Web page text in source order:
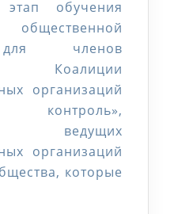
общественной
экспертизы»
обучения
для членов
Коалиции
организаций
контроль»,
ведущих
организаций
которые